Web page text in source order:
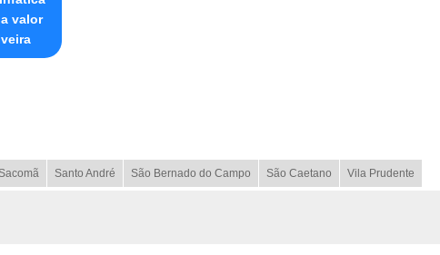
valor
Sacomã Santo André São Bernado do Campo São Caetano Vila Prudente